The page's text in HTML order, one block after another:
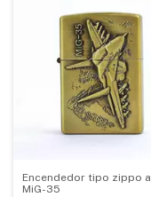
Encendedor tipo zippo
MiG-35